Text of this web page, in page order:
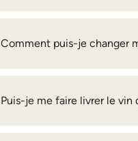
Comment puis-je changer
Puis-je me faire livrer le vin